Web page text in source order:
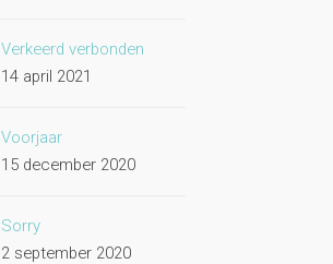
Verkeerd verbonden
14 april 2021
Voorjaar
15 december 2020
Sorry
2 september 2020